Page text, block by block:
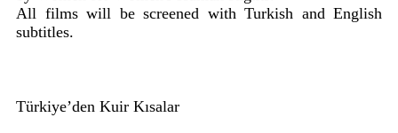
All films will be screened with Turkish and English
subtitles.
Türkiye’den Kuir Kısalar